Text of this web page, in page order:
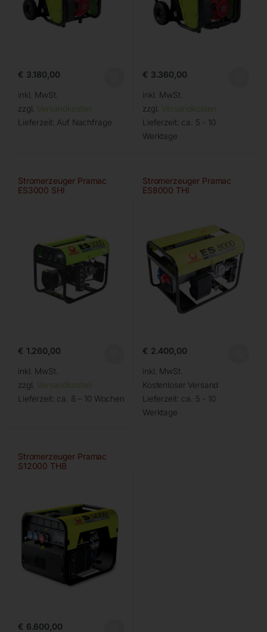
€ 3.180,00
inkl. MwSt.
zzgl. Versandkosten
Lieferzeit: Auf Nachfrage
€ 3.360,00
inkl. MwSt.
zzgl. Versandkosten
Lieferzeit: ca. 5 - 10
Werktage
Stromerzeuger Pramac
ES3000 SHI
€ 1.260,00
inkl. MwSt.
zzgl. Versandkosten
Lieferzeit: ca. 8 – 10 Wochen
Stromerzeuger Pramac
ES8000 THI
€ 2.400,00
inkl. MwSt.
Kostenloser Versand
Lieferzeit: ca. 5 - 10
Werktage
Stromerzeuger Pramac
S12000 THB
€ 6.600,00